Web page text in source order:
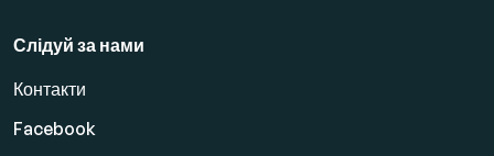
Слідуй за нами
Контакти
Facebook